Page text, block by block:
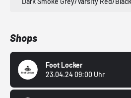
Shops
Foot Locker
23.04.24 09:00 Uhr